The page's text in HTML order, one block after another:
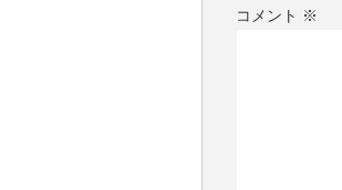
コメント ※